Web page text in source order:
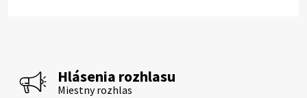
Hlásenia rozhlasu
Miestny rozhlas